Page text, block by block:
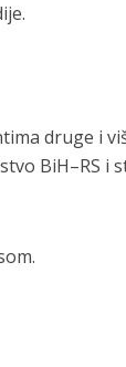
druge i
BiH–RS i